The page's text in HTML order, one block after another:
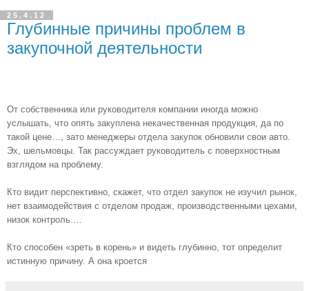
25.4.12
Глубинные причины проблем в
закупочной деятельности
От собственника или руководителя компании иногда можно
услышать, что опять закуплена некачественная продукция, да по
такой цене…, зато менеджеры отдела закупок обновили свои авто.
Эх, шельмовцы. Так рассуждает руководитель с поверхностным
взглядом на проблему.
Кто видит перспективно, скажет, что отдел закупок не изучил рынок,
нет взаимодействия с отделом продаж, производственными цехами,
низок контроль.…
Кто способен «зреть в корень» и видеть глубинно, тот определит
истинную причину. А она кроется